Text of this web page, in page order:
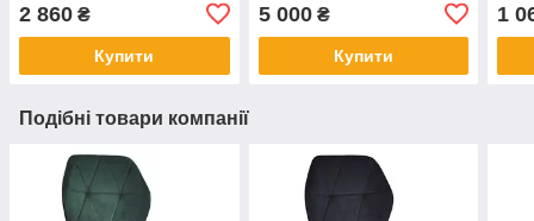
регулюванням світла X-
LED-20 SW
2 860 ₴
Купити
5 000₴
Купити
1
Подібні товари компанії